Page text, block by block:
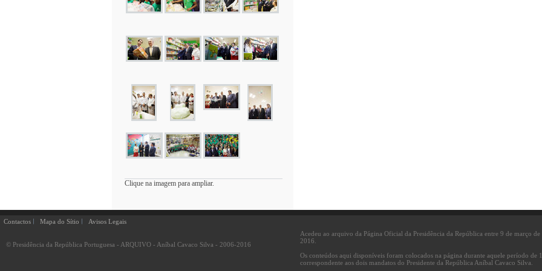
Clique na imagem para ampliar.
Contactos Mapa do Sítio Avisos Legais
© Presidência da República Portuguesa - ARQUIVO - Aníbal Cavaco Silva - 2006-2016
Acedeu ao arquivo da Página Oficial da Presidência da República entre 9 de março
2016.
Os conteúdos aqui disponíveis foram colocados na página durante aquele período de
correspondente aos dois mandatos do Presidente da República Aníbal Cavaco Silva.